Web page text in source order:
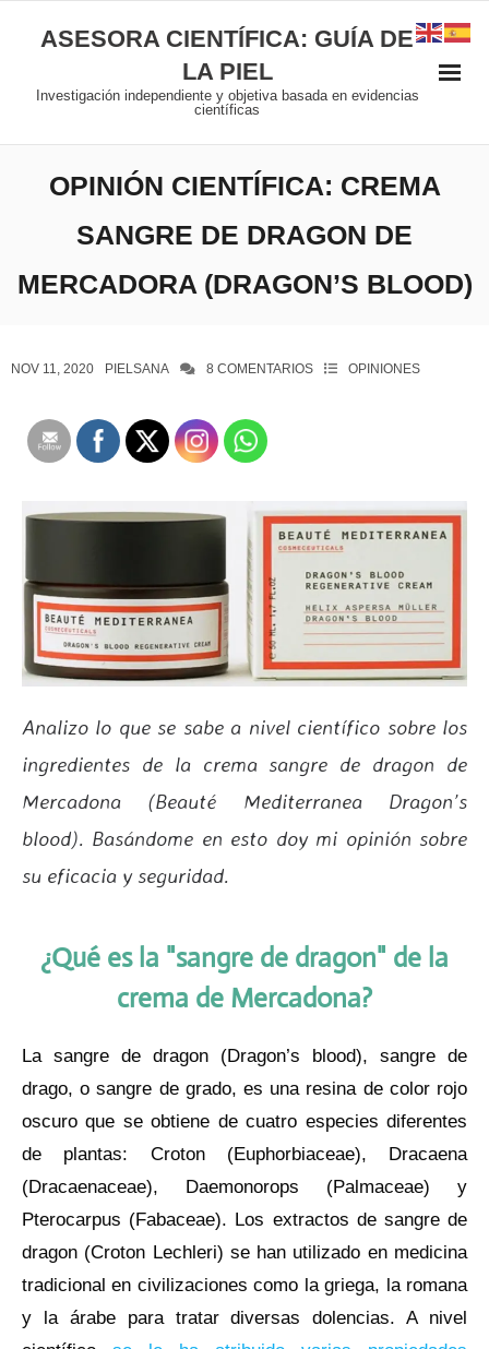
ASESORA CIENTÍFICA: GUÍA DE
LA PIEL
Investigación independiente y objetiva basada en evidencias
científicas
OPINIÓN CIENTÍFICA: CREMA
SANGRE DE DRAGON DE
MERCADORA (DRAGON’S BLOOD)
NOV 11, 2020 PIELSANA 8 COMENTARIOS OPINIONES
Analizo lo que se sabe a nivel científico sobre los
ingredientes de la crema sangre de dragon de
Mercadona (Beauté Mediterranea Dragon’s
blood). Basándome en esto doy mi opinión sobre
su eficacia y seguridad.
¿Qué es la "sangre de dragon" de la
crema de Mercadona?
La sangre de dragon (Dragon’s blood), sangre de
drago, o sangre de grado, es una resina de color rojo
oscuro que se obtiene de cuatro especies diferentes
de plantas: Croton (Euphorbiaceae), Dracaena
(Dracaenaceae), Daemonorops (Palmaceae) y
Pterocarpus (Fabaceae). Los extractos de sangre de
dragon (Croton Lechleri) se han utilizado en medicina
tradicional en civilizaciones como la griega, la romana
y la árabe para tratar diversas dolencias. A nivel